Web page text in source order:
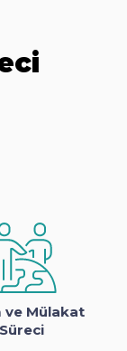
ve Mülakat
Süreci